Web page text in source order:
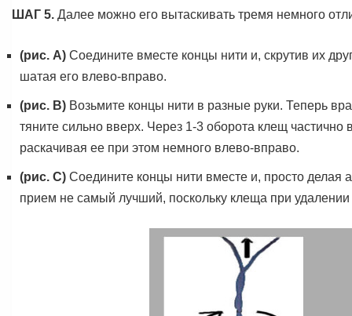
ШАГ 5. Далее можно его вытаскивать тремя немного
(рис. A) Соедините вместе концы нити и, скрутив их
шатая его влево-вправо.
(рис. B) Возьмите концы нити в разные руки. Теперь
тяните сильно вверх. Через 1-3 оборота клещ
раскачивая ее при этом немного влево-вправо.
(рис. C) Соедините концы нити вместе и, просто делая
прием не самый лучший, поскольку клеща при